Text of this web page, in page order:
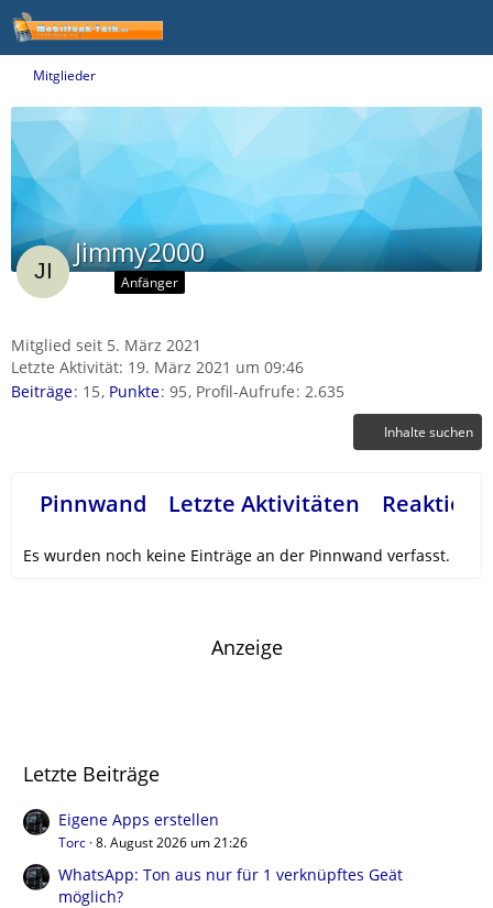
Mitglieder
Jimmy2000
Anfänger
Mitglied seit 5. März 2021
Letzte Aktivität: 19. März 2021 um 09:46
Beiträge 15 Punkte 95 Profil-Aufrufe 2.635
Inhalte suchen
Pinnwand Letzte Aktivitäten
Es wurden noch keine Einträge an der Pinnwand verfasst.
Anzeige
Letzte Beiträge
Eigene Apps erstellen
Torc 8. August 2026 um 21:26
WhatsApp: Ton aus nur für 1 verknüpftes Geät
möglich?